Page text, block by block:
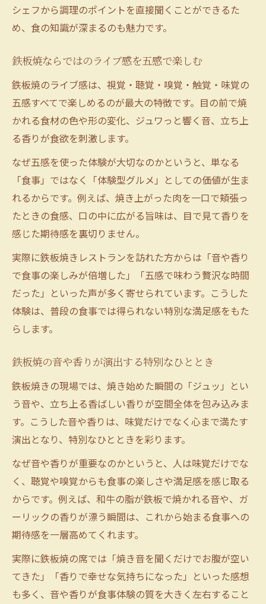
シェフから調理のポイントを直接聞くことができるた
め、食の知識が深まるのも魅力です。
鉄板焼ならではのライブ感を五感で楽しむ
鉄板焼のライブ感は、視覚・聴覚・嗅覚・触覚・味覚の
五感すべてで楽しめるのが最大の特徴です。目の前で焼
かれる食材の色や形の変化、ジュワっと響く音、立ち上
る香りが食欲を刺激します。
なぜ五感を使った体験が大切なのかというと、単なる
「食事」ではなく「体験型グルメ」としての価値が生ま
れるからです。例えば、焼き上がった肉を一口で頬張っ
たときの食感、口の中に広がる旨味は、目で見て香りを
感じた期待感を裏切りません。
実際に鉄板焼きレストランを訪れた方からは「音や香り
で食事の楽しみが倍増した」「五感で味わう贅沢な時間
だった」といった声が多く寄せられています。こうした
体験は、普段の食事では得られない特別な満足感をもた
らします。
鉄板焼の音や香りが演出する特別なひととき
鉄板焼きの現場では、焼き始めた瞬間の「ジュッ」とい
う音や、立ち上る香ばしい香りが空間全体を包み込みま
す。こうした音や香りは、味覚だけでなく心まで満たす
演出となり、特別なひとときを彩ります。
なぜ音や香りが重要なのかというと、人は味覚だけでな
く、聴覚や嗅覚からも食事の楽しさや満足感を感じ取る
からです。例えば、和牛の脂が鉄板で焼かれる音や、ガ
ーリックの香りが漂う瞬間は、これから始まる食事への
期待感を一層高めてくれます。
実際に鉄板焼の席では「焼き音を聞くだけでお腹が空い
てきた」「香りで幸せな気持ちになった」といった感想
も多く、音や香りが食事体験の質を大きく左右すること